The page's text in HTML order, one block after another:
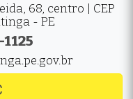
68, centro | CEP
- PE